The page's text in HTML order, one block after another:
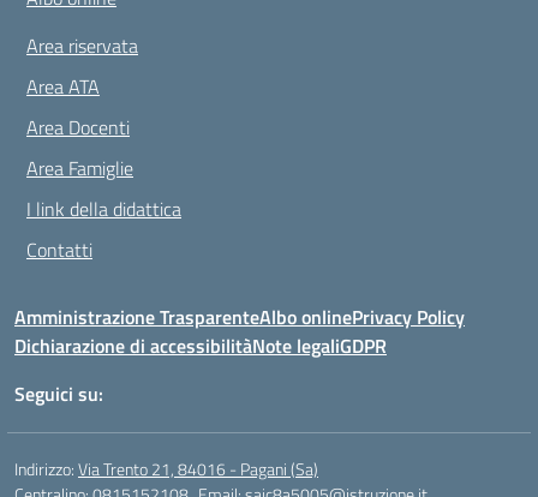
Area riservata
Area ATA
Area Docenti
Area Famiglie
I link della didattica
Contatti
Amministrazione TrasparenteAlbo onlinePrivacy Policy
Dichiarazione di accessibilitàNote legaliGDPR
Seguici su:
Indirizzo:Via Trento 21, 84016 - Pagani (Sa)